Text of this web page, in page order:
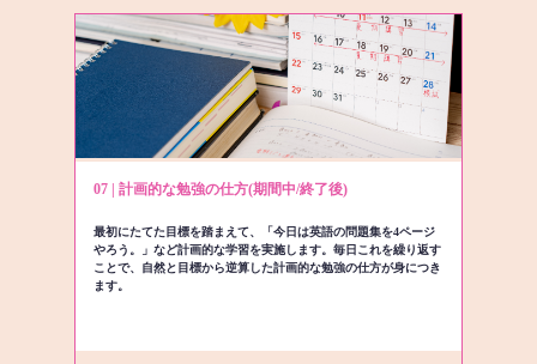
07 | 計画的な勉強の仕方(期間中/終了後)
最初にたてた目標を踏まえて、「今日は英語の問題集を4ページ
やろう。」など計画的な学習を実施します。毎日これを繰り返す
ことで、自然と目標から逆算した計画的な勉強の仕方が身につき
ます。